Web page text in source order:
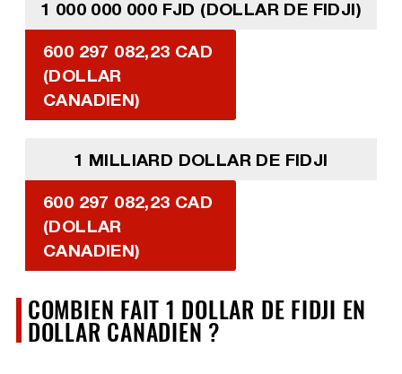
1 000 000 000 FJD (DOLLAR DE FIDJI)
600 297 082,23 CAD
(DOLLAR
CANADIEN)
1 MILLIARD DOLLAR DE FIDJI
600 297 082,23 CAD
(DOLLAR
CANADIEN)
COMBIEN FAIT 1 DOLLAR DE FIDJI EN
DOLLAR CANADIEN ?